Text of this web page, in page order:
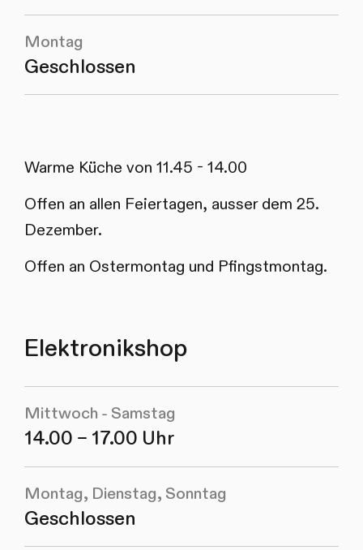
Montag
Geschlossen
Warme Küche von 11.45 - 14.00
Offen an allen Feiertagen, ausser dem 25.
Dezember.
Offen an Ostermontag und Pfingstmontag.
Elektronikshop
Mittwoch - Samstag
14.00 – 17.00 Uhr
Montag, Dienstag, Sonntag
Geschlossen